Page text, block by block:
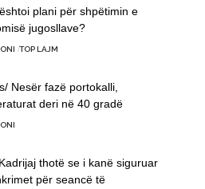
plani për shpëtimin e
jugosllave?
TOP LAJM
Nesër fazë portokalli,
deri në 40 gradë
thotë se i kanë siguruar
për seancë të